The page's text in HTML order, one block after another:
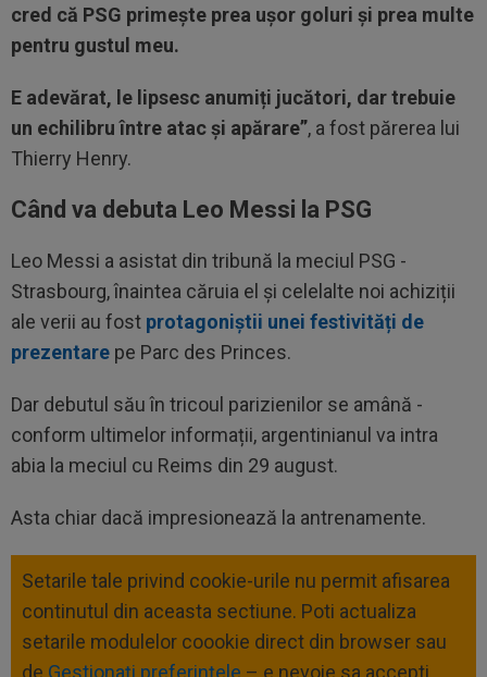
cred că PSG primește prea ușor goluri și prea multe
pentru gustul meu.
E adevărat, le lipsesc anumiți jucători, dar trebuie
un echilibru între atac și apărare”, a fost părerea lui
Thierry Henry.
Când va debuta Leo Messi la PSG
Leo Messi a asistat din tribună la meciul PSG -
Strasbourg, înaintea căruia el și celelalte noi achiziții
ale verii au fost protagoniștii unei festivități de
prezentare pe Parc des Princes.
Dar debutul său în tricoul parizienilor se amână -
conform ultimelor informații, argentinianul va intra
abia la meciul cu Reims din 29 august.
Asta chiar dacă impresionează la antrenamente.
Setarile tale privind cookie-urile nu permit afisarea
continutul din aceasta sectiune. Poti actualiza
setarile modulelor coookie direct din browser sau
de Gestionați preferințele – e nevoie sa accepti